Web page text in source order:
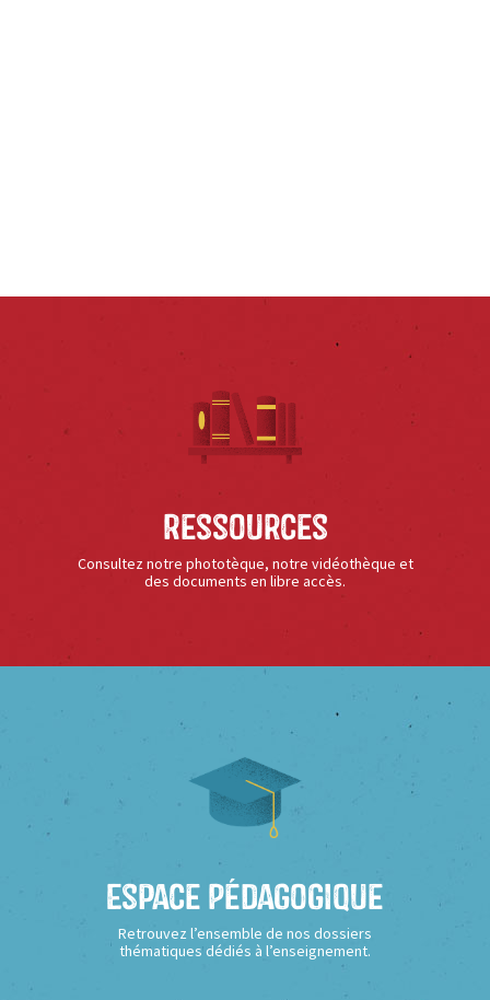
Ressources
Consultez notre phototèque, notre vidéothèque et
des documents en libre accès.
Espace Pédagogique
Retrouvez l’ensemble de nos dossiers
thématiques dédiés à l’enseignement.